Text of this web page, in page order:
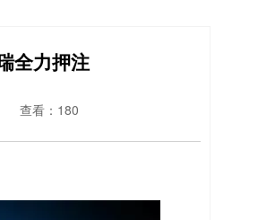
全力押注
查看：180